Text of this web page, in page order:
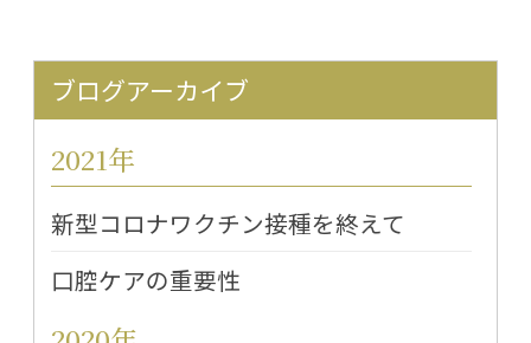
ブログアーカイブ
2021年
新型コロナワクチン接種を終えて
口腔ケアの重要性